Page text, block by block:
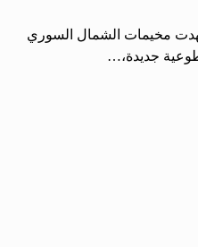
مخيمات الشمال السوري
جديدة،…